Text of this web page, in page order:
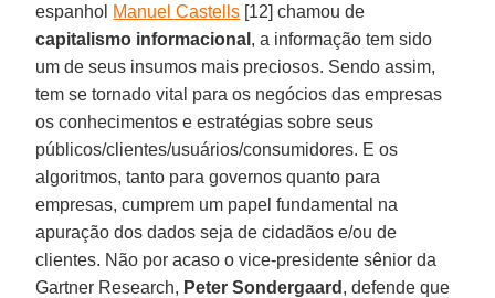
espanhol Manuel Castells [12] chamou de
capitalismo informacional , a informação tem sido
um de seus insumos mais preciosos. Sendo assim,
tem se tornado vital para os negócios das empresas
os conhecimentos e estratégias sobre seus
públicos/clientes/usuários/consumidores. E os
algoritmos, tanto para governos quanto para
empresas, cumprem um papel fundamental na
apuração dos dados seja de cidadãos e/ou de
clientes. Não por acaso o vice-presidente sênior da
Gartner Research, Peter Sondergaard , defende que